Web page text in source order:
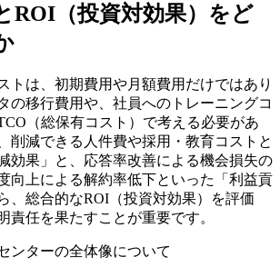
ROI（投資対効果）をど
トは、初期費用や月額費用だけではあり
の移行費用や、社員へのトレーニングコ
（総保有コスト）で考える必要があ
削減できる人件費や採用・教育コストと
効果」と、応答率改善による機会損失の
向上による解約率低下といった「利益貢
、総合的なROI（投資対効果）を評価
責任を果たすことが重要です。
ンターの全体像について